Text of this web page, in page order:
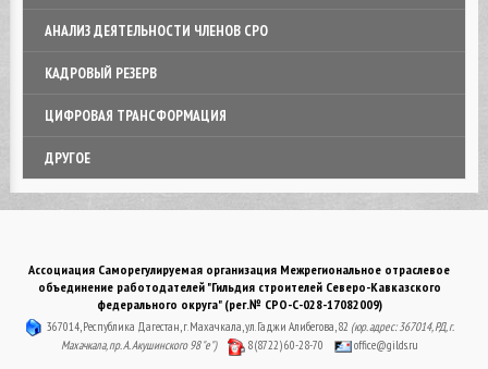
АНАЛИЗ ДЕЯТЕЛЬНОСТИ ЧЛЕНОВ СРО
КАДРОВЫЙ РЕЗЕРВ
ЦИФРОВАЯ ТРАНСФОРМАЦИЯ
ДРУГОЕ
Ассоциация Саморегулируемая организация Межрегиональное отраслевое
объединение работодателей "Гильдия строителей Северо-Кавказского
федерального округа" (рег.№ СРО-С-028-17082009)
367014, Республика Дагестан, г. Махачкала, ул. Гаджи Алибегова, 82 (юр. адрес: 367014, РД, г.
Махачкала, пр. А. Акушинского 98 "е")
8 (8722) 60-28-70 office@gilds.ru